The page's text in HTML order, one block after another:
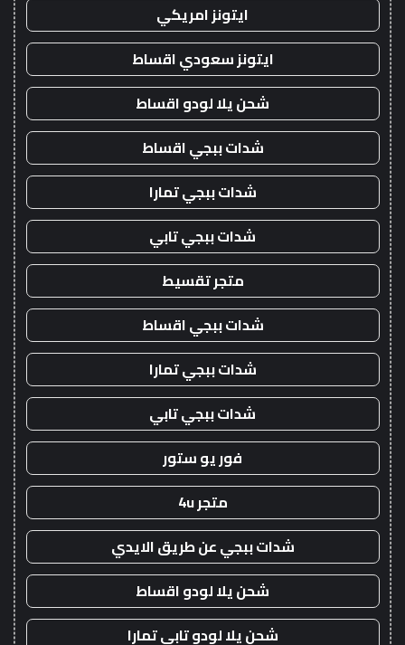
ايتونز امريكي
ايتونز سعودي اقساط
شحن يلا لودو اقساط
شدات ببجي اقساط
شدات ببجي تمارا
شدات ببجي تابي
متجر تقسيط
شدات ببجي اقساط
شدات ببجي تمارا
شدات ببجي تابي
فور يو ستور
متجر 4u
شدات ببجي عن طريق الايدي
شحن يلا لودو اقساط
شحن يلا لودو تابي تمارا